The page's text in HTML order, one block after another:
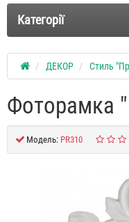
Категорії
ДЕКОР Стиль
Фоторамка
Модель: PR310